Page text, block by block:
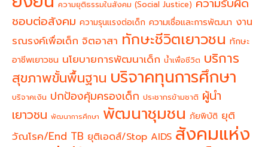
ความยุติธรรมในสังคม (Social Justice)
ชอบต่อสังคม ความรุนแรงต่อเด็ก ความเชื่อและการพัฒนา งาน
รณรงค์เพื่อเด็ก จิตอาสา ทักษะชีวิตเยาวชน ทักษะ
อาชีพเยาวชน นโยบายการพัฒนาเด็ก น้ำเพื่อชีวิต บริการ
สุขภาพขั้นพื้นฐาน บริจาคทุนการศึกษา
บริจาคเงิน ปกป้องคุ้มครองเด็ก ประชากรข้ามชาติ ผู้นำ
เยาวชน พัฒนาการศึกษา พัฒนาชุมชน ภัยพิบัติ ยุติ
วัณโรค/End TB ยุติเอดส์/Stop AIDS สังคมแห่ง